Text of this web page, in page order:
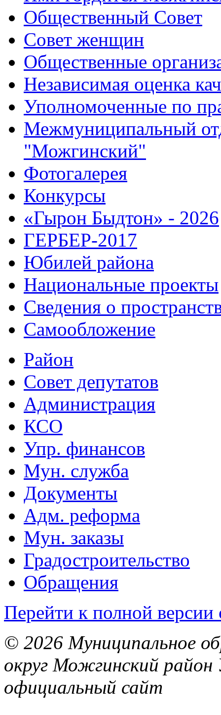
Общественный Совет
Совет женщин
Общественные
Независимая оценка
Уполномоченные по
Межмуниципальный
"Можгинский"
Фотогалерея
Конкурсы
«Гырон Быдтон» - 2026
ГЕРБЕР-2017
Юбилей района
Национальные проекты
Сведения о
Самообложение
Район
Совет депутатов
Администрация
КСО
Упр. финансов
Мун. служба
Документы
Адм. реформа
Мун. заказы
Градостроительство
Обращения
Перейти к полной версии
© 2026 Муниципальное
округ Можгинский район
официальный сайт